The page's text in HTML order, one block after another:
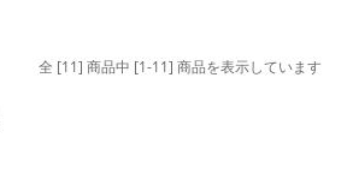
全 [11] 商品中 [1-11] 商品を表示しています